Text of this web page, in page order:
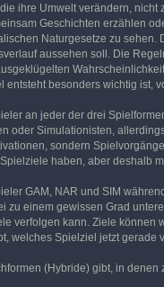
ihre Umwelt verändern, nicht
Geschichten erzählen
Naturgesetze zu sehen.
aussehen soll. Die
entsteht besonders wichtig ist,
an jeder der drei
oder Simulationisten,
sondern
haben, aber deshalb
GAM, NAR und SIM
zu einem gewissen Grad
verfolgen kann. Ziele können
welches Spielziel jetzt gerade
(Hybride) gibt, in